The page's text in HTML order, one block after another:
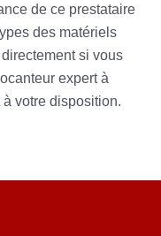
de ce prestataire
des matériels
si vous
expert à
votre disposition.